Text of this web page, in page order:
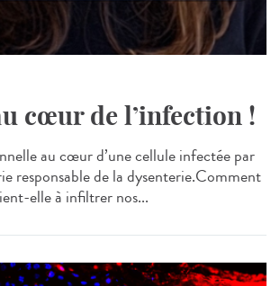
cœur de l’infection !
au cœur d’une cellule infectée par
responsable de la dysenterie.Comment
elle à infiltrer nos...